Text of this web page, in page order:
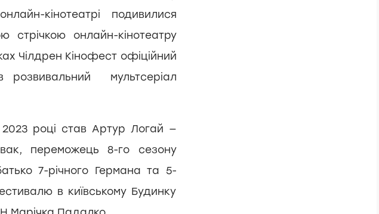
кінотеатрі подивилися
онлайн-кінотеатру
Чілдрен Кінофест офіційний
мультсеріал
році став Артур Логай —
переможець 8-го сезону
7-річного Германа та 5-
в київському Будинку